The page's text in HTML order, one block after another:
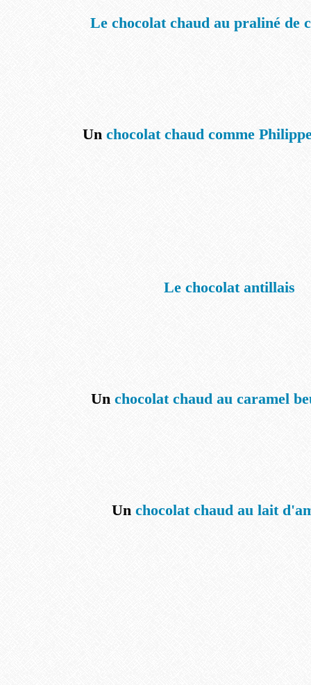
Le chocolat chaud au praliné de
Un chocolat chaud comme
Le chocolat antillais
Un chocolat chaud au caramel
Un chocolat chaud au lait